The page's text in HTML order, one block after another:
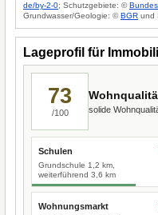
de/by-2-0; Schutzgebiete: ©
Grundwasser/Geologie: ©BGR und
Lageprofil für
73
/100 solide
Schulen
Grundschule 1,2 km,
weiterführend 3,6 km
Wohnungsmarkt